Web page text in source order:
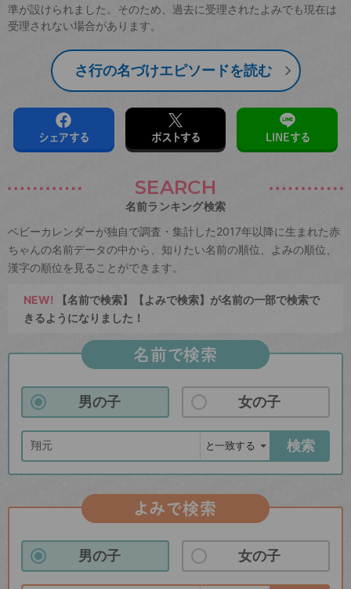
準が設けられました。そのため、過去に受理されたよみでも現在は
受理されない場合があります。
さ行の名づけエピソードを読む
シェアする ポストする LINEする
SEARCH
名前ランキング検索
ベビーカレンダーが独自で調査・集計した2017年以降に生まれた赤
ちゃんの名前データの中から、知りたい名前の順位、よみの順位、
漢字の順位を見ることができます。
NEW! 【名前で検索】【よみで検索】が名前の一部で検索で
きるようになりました！
名前で検索
男の子 女の子
検索
よみで検索
男の子 女の子